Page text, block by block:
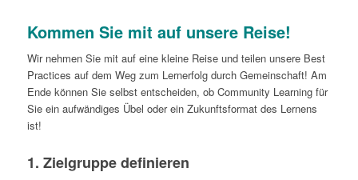
Kommen Sie mit auf unsere Reise!
Wir nehmen Sie mit auf eine kleine Reise und teilen unsere Best
Practices auf dem Weg zum Lernerfolg durch Gemeinschaft! Am
Ende können Sie selbst entscheiden, ob Community Learning für
Sie ein aufwändiges Übel oder ein Zukunftsformat des Lernens
ist!
1. Zielgruppe definieren